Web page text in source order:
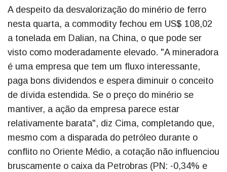
A despeito da desvalorização do minério de ferro
nesta quarta, a commodity fechou em US$ 108,02
a tonelada em Dalian, na China, o que pode ser
visto como moderadamente elevado. "A mineradora
é uma empresa que tem um fluxo interessante,
paga bons dividendos e espera diminuir o conceito
de dívida estendida. Se o preço do minério se
mantiver, a ação da empresa parece estar
relativamente barata", diz Cima, completando que,
mesmo com a disparada do petróleo durante o
conflito no Oriente Médio, a cotação não influenciou
bruscamente o caixa da Petrobras (PN: -0,34% e